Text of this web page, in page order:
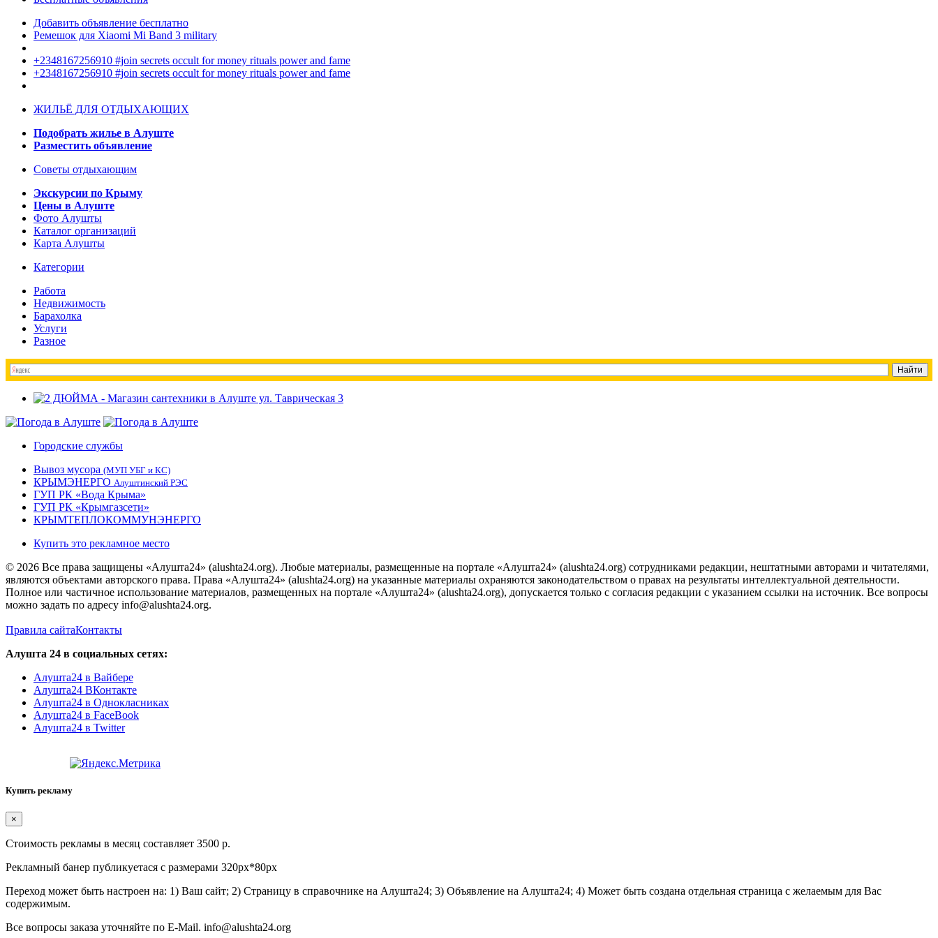
Добавить объявление бесплатно
Ремешок для Xiaomi Mi Band 3 military
+2348167256910 #join secrets occult for money rituals power and fame
+2348167256910 #join secrets occult for money rituals power and fame
ЖИЛЬЁ ДЛЯ ОТДЫХАЮЩИХ
Подобрать жилье в Алуште
Разместить объявление
Советы отдыхающим
Экскурсии по Крыму
Цены в Алуште
Фото Алушты
Каталог организаций
Карта Алушты
Категории
Работа
Недвижимость
Барахолка
Услуги
Разное
Городские службы
Вывоз мусора (МУП УБГ и КС)
КРЫМЭНЕРГО Алуштинский РЭС
ГУП РК «Вода Крыма»
ГУП РК «Крымгазсети»
КРЫМТЕПЛОКОММУНЭНЕРГО
Купить это рекламное место
© 2026 Все права защищены «Алушта24» (alushta24.org). Любые материалы, размещенные на портале «Алушта24» (alushta24.org) сотрудниками редакции, нештатными авторами и читателями,
являются объектами авторского права. Права «Алушта24» (alushta24.org) на указанные материалы охраняются законодательством о правах на результаты интеллектуальной деятельности.
Полное или частичное использование материалов, размещенных на портале «Алушта24» (alushta24.org), допускается только с согласия редакции с указанием ссылки на источник. Все вопросы
можно задать по адресу info@alushta24.org.
Правила сайтаКонтакты
Алушта 24 в социальных сетях:
Алушта24 в Вайбере
Алушта24 ВКонтакте
Алушта24 в Однокласниках
Алушта24 в FaceBook
Алушта24 в Twitter
Купить рекламу
×
Стоимость рекламы в месяц составляет 3500 р.
Рекламный банер публикуетася с размерами 320px*80px
Переход может быть настроен на: 1) Ваш сайт; 2) Страницу в справочнике на Алушта24; 3) Объявление на Алушта24; 4) Может быть создана отдельная страница с желаемым для Вас
содержимым.
Все вопросы заказа уточняйте по E-Mail. info@alushta24.org